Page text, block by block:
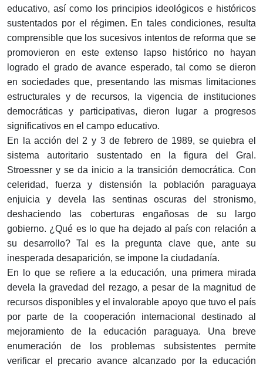
educativo, así como los principios ideológicos e históricos
sustentados por el régimen. En tales condiciones, resulta
comprensible que los sucesivos intentos de reforma que se
promovieron en este extenso lapso histórico no hayan
logrado el grado de avance esperado, tal como se dieron
en sociedades que, presentando las mismas limitaciones
estructurales y de recursos, la vigencia de instituciones
democráticas y participativas, dieron lugar a progresos
significativos en el campo educativo.
En la acción del 2 y 3 de febrero de 1989, se quiebra el
sistema autoritario sustentado en la figura del Gral.
Stroessner y se da inicio a la transición democrática. Con
celeridad, fuerza y distensión la población paraguaya
enjuicia y devela las sentinas oscuras del stronismo,
deshaciendo las coberturas engañosas de su largo
gobierno. ¿Qué es lo que ha dejado al país con relación a
su desarrollo? Tal es la pregunta clave que, ante su
inesperada desaparición, se impone la ciudadanía.
En lo que se refiere a la educación, una primera mirada
devela la gravedad del rezago, a pesar de la magnitud de
recursos disponibles y el invalorable apoyo que tuvo el país
por parte de la cooperación internacional destinado al
mejoramiento de la educación paraguaya. Una breve
enumeración de los problemas subsistentes permite
verificar el precario avance alcanzado por la educación